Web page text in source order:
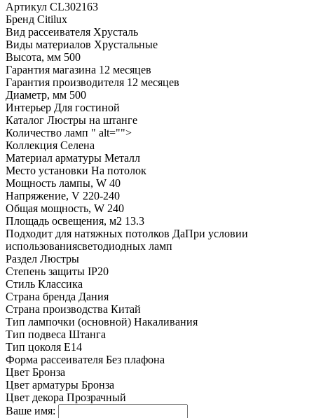
Артикул CL302163
Бренд Citilux
Вид рассеивателя Хрусталь
Виды материалов Хрустальные
Высота, мм 500
Гарантия магазина 12 месяцев
Гарантия производителя 12 месяцев
Диаметр, мм 500
Интерьер Для гостиной
Каталог Люстры на штанге
Количество ламп " alt="">
Коллекция Селена
Материал арматуры Металл
Место установки На потолок
Мощность лампы, W 40
Напряжение, V 220-240
Общая мощность, W 240
Площадь освещения, м2 13.3
Подходит для натяжных потолков ДаПри условии
использованиясветодиодных ламп
Раздел Люстры
Степень защиты IP20
Стиль Классика
Страна бренда Дания
Страна производства Китай
Тип лампочки (основной) Накаливания
Тип подвеса Штанга
Тип цоколя E14
Форма рассеивателя Без плафона
Цвет Бронза
Цвет арматуры Бронза
Цвет декора Прозрачный
Ваше имя: